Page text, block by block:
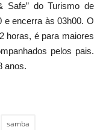
Safe” do Turismo de
e encerra às 03h00. O
horas, é para maiores
pelos pais.
anos.
samba